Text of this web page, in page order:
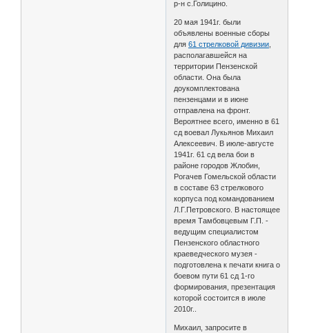
р-н с.Голицино.
20 мая 1941г. были
объявлены военные сборы
для61 стрелковой дивизии
располагавшейся на
территории Пензенской
области. Она была
доукомплектована
пензенцами и в июне
отправлена на фронт.
Вероятнее всего, именно в 61
сд воевал Лукьянов Михаил
Алексеевич. В июле-августе
1941г. 61 сд вела бои в
районе городов Жлобин,
Рогачев Гомельской области
в составе 63 стрелкового
корпуса под командованием
Л.Г.Петровского. В настоящее
время Тамбовцевым Г.П. -
ведущим специалистом
Пензенского областного
краеведческого музея -
подготовлена к печати книга о
боевом пути 61 сд 1-го
формирования, презентация
которой состоится в июле
2010г..
Михаил, запросите в